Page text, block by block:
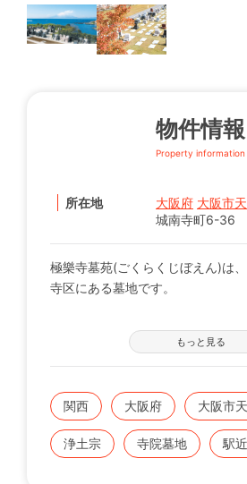
物件情報
Property information
所在地 大阪府 大阪市
城南寺町6-36
極樂寺墓苑(ごくらくじぼえん)は
寺区にある墓地です。
大阪市内では勿論、天王寺地区で
参道は、石張りのフルフラットの
すので、車椅子での安心です。
仏教・神道・キリスト教、または
いただけます。
もっと見る
関西 大阪府 大阪市
浄土宗 寺院墓地 駅